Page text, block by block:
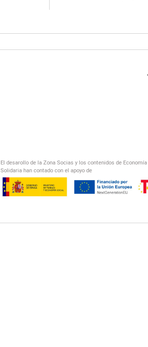
El desarollo de la Zona Socias y los contenidos de
Solidaria han contado con el apoyo de